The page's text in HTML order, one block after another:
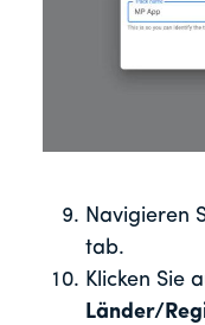
Navigieren
tab.
Klicken Sie
Länder/